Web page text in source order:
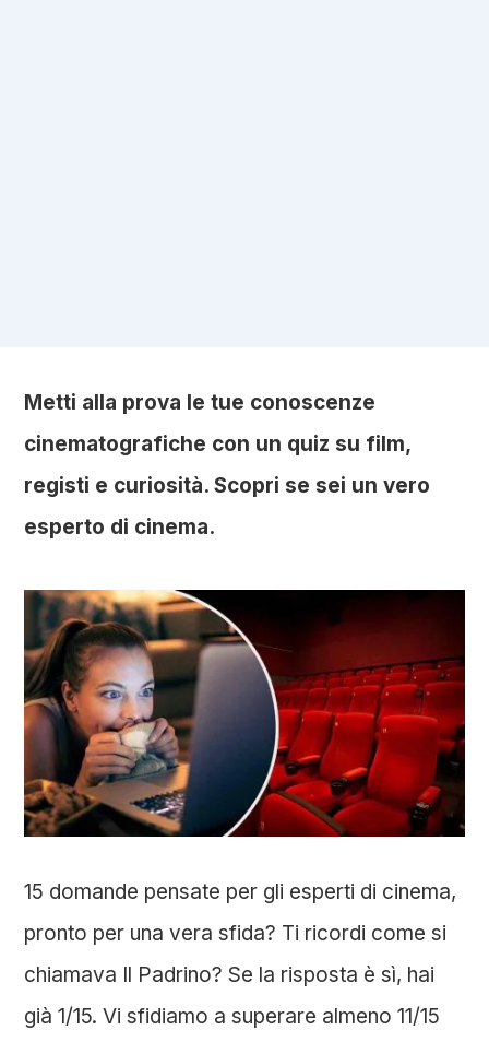
Metti alla prova le tue conoscenze
cinematografiche con un quiz su film,
registi e curiosità. Scopri se sei un vero
esperto di cinema.
15 domande pensate per gli esperti di cinema,
pronto per una vera sfida? Ti ricordi come si
chiamava Il Padrino? Se la risposta è sì, hai
già 1/15. Vi sfidiamo a superare almeno 11/15